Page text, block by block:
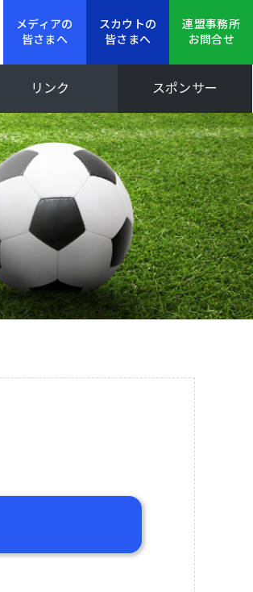
メディアの
皆さまへ
スカウトの
皆さまへ
連盟事務所
お問合せ
Iリーグ
リンク スポンサー